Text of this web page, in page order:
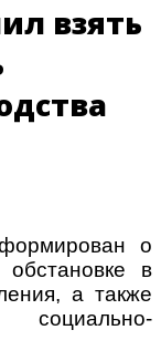
взять
о
обстановке в
а также